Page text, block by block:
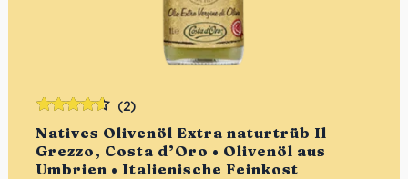
Natives Olivenöl Extra naturtrüb Il
Grezzo, Costa d’Oro • Olivenöl aus
Umbrien • Italienische Feinkost
(2)
mit4.50
von 5